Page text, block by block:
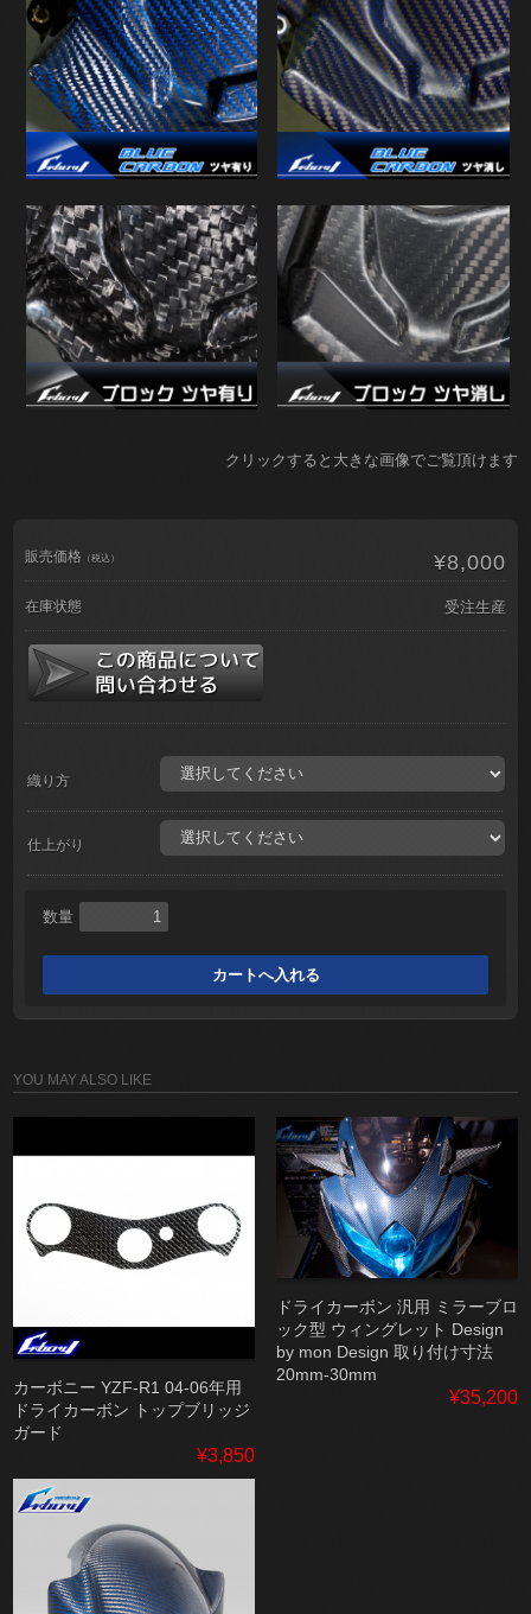
クリックすると大きな画像でご覧頂けます
販売価格 （税込） ¥8,000
在庫状態 受注生産
織り方
仕上がり
数量
YOU MAY ALSO LIKE
カーボニー YZF-R1 04-06年用
ドライカーボン トップブリッジ
ガード
¥3,850
ドライカーボン 汎用 ミラーブロ
ック型 ウィングレット Design
by mon Design 取り付け寸法
20mm-30mm
¥35,200